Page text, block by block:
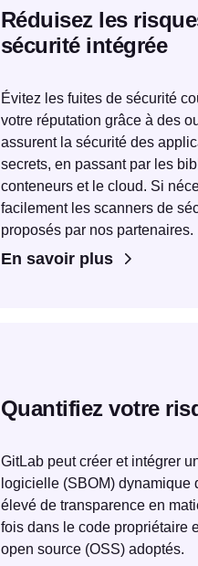
Réduisez les
sécurité intégrée
Évitez les fuites de sécurité
votre réputation grâce à des
assurent la sécurité des
secrets, en passant par les
conteneurs et le cloud. Si
facilement les scanners de
proposés par nos partenaires.
En savoir plus
Quantifiez votre
GitLab peut créer et intégrer
logicielle (SBOM) dynamique
élevé de transparence en
fois dans le code propriétaire
open source (OSS) adoptés.